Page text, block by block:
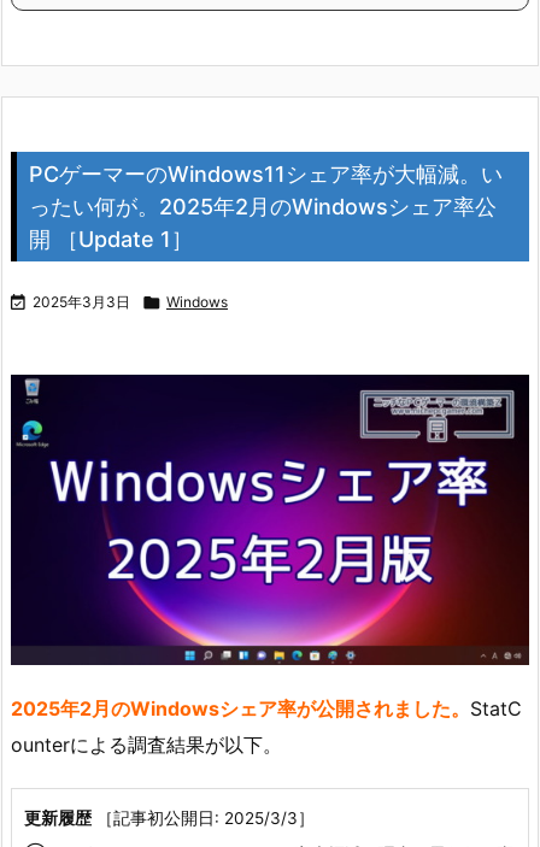
PCゲーマーのWindows11シェア率が大幅減。い
ったい何が。2025年2月のWindowsシェア率公
開 ［Update 1］
 2025年3月3日  Windows
2025年2月のWindowsシェア率が公開されました。 StatC
ounterによる調査結果が以下。
更新履歴 ［記事初公開日: 2025/3/3］